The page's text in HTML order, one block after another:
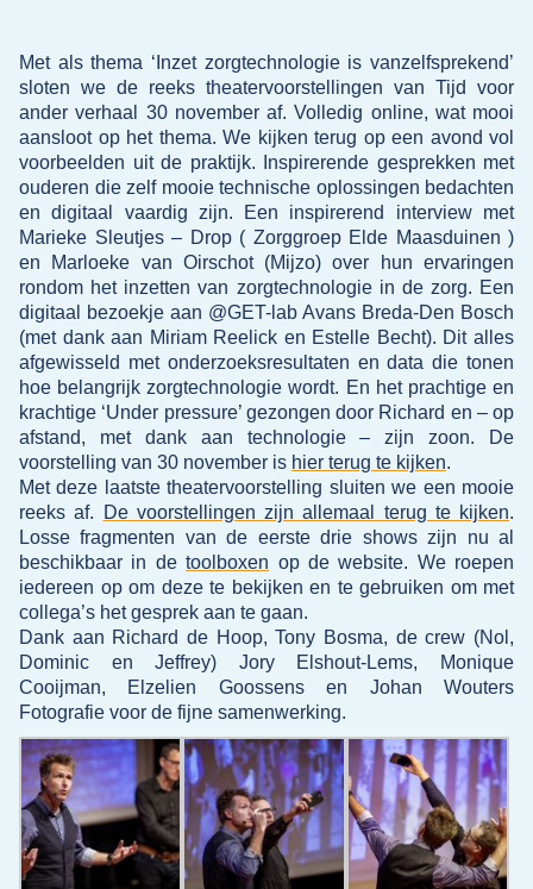
Met als thema ‘Inzet zorgtechnologie is vanzelfsprekend’
sloten we de reeks theatervoorstellingen van Tijd voor
ander verhaal 30 november af. Volledig online, wat mooi
aansloot op het thema. We kijken terug op een avond vol
voorbeelden uit de praktijk. Inspirerende gesprekken met
ouderen die zelf mooie technische oplossingen bedachten
en digitaal vaardig zijn. Een inspirerend interview met
Marieke Sleutjes – Drop ( Zorggroep Elde Maasduinen )
en Marloeke van Oirschot (Mijzo) over hun ervaringen
rondom het inzetten van zorgtechnologie in de zorg. Een
digitaal bezoekje aan @GET-lab Avans Breda-Den Bosch
(met dank aan Miriam Reelick en Estelle Becht). Dit alles
afgewisseld met onderzoeksresultaten en data die tonen
hoe belangrijk zorgtechnologie wordt. En het prachtige en
krachtige ‘Under pressure’ gezongen door Richard en – op
afstand, met dank aan technologie – zijn zoon. De
voorstelling van 30 november is hier terug te kijken.
Met deze laatste theatervoorstelling sluiten we een mooie
reeks af.
De voorstellingen zijn allemaal terug te kijken.
Losse fragmenten van de eerste drie shows zijn nu al
beschikbaar in detoolboxen op de website. We roepen
iedereen op om deze te bekijken en te gebruiken om met
collega’s het gesprek aan te gaan.
Dank aan Richard de Hoop, Tony Bosma, de crew (Nol,
Dominic en Jeffrey) Jory Elshout-Lems, Monique
Cooijman, Elzelien Goossens en Johan Wouters
Fotografie voor de fijne samenwerking.